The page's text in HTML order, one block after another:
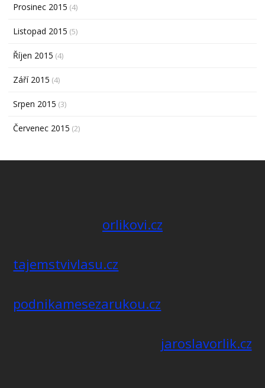
Prosinec 2015 (4)
Listopad 2015 (5)
Říjen 2015 (4)
Září 2015 (4)
Srpen 2015 (3)
Červenec 2015 (2)
orlikovi.cz
tajemstvivlasu.cz
podnikamesezarukou.cz
jaroslavorlik.cz